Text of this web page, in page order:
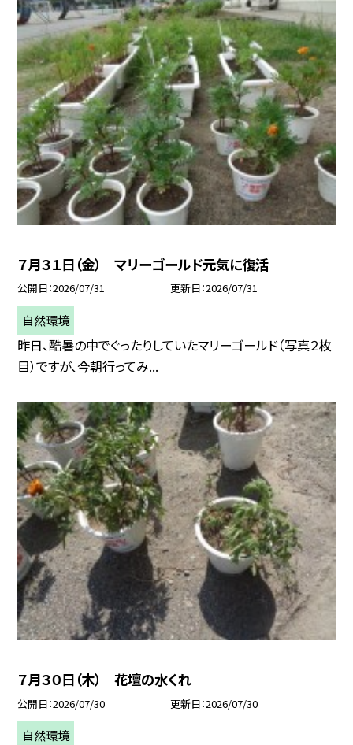
７月３１日（金） マリーゴールド元気に復活
公開日 2026/07/31 更新日 2026/07/31
自然環境
昨日、酷暑の中でぐったりしていたマリーゴールド（写真２枚
目）ですが、今朝行ってみ...
７月３０日（木） 花壇の水くれ
公開日 2026/07/30 更新日 2026/07/30
自然環境